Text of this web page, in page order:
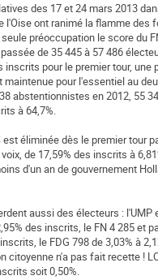
des 17 et 24 mars 2013
l'Oise ont ranimé la flamme des
préoccupation le score du
de 35 445 à 57 486
inscrits pour le premier tour, une
pour l'essentiel au
abstentionnistes en 2012, 55
à 64,7%.
est éliminée dès le premier tour
de 17,59% des inscrits à
d'un an de gouvernement
aussi des électeurs : l'UMP
des inscrits, le FN 4 285 et
le FDG 798 de 3,03% à
citoyenne n'a pas fait recette !
soit 0,50%.